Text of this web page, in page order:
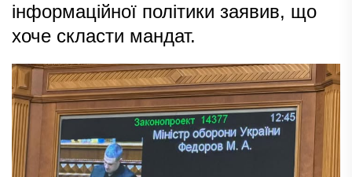
інформаційної політики заявив, що
хоче скласти мандат.